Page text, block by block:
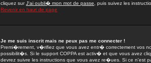
cliquez surJ'ai oubli� mon mot de passe , puis suivez les
Revenir en haut de page
Je me suis inscrit mais ne peux pas me connecter !
Premi�rement, v�rifiez que vous avez entr� correctement vos
possibilit�s. Si le support COPPA est activ� et que vous avez
devrez suivre les instructions que vous avez re�ues. Si ce